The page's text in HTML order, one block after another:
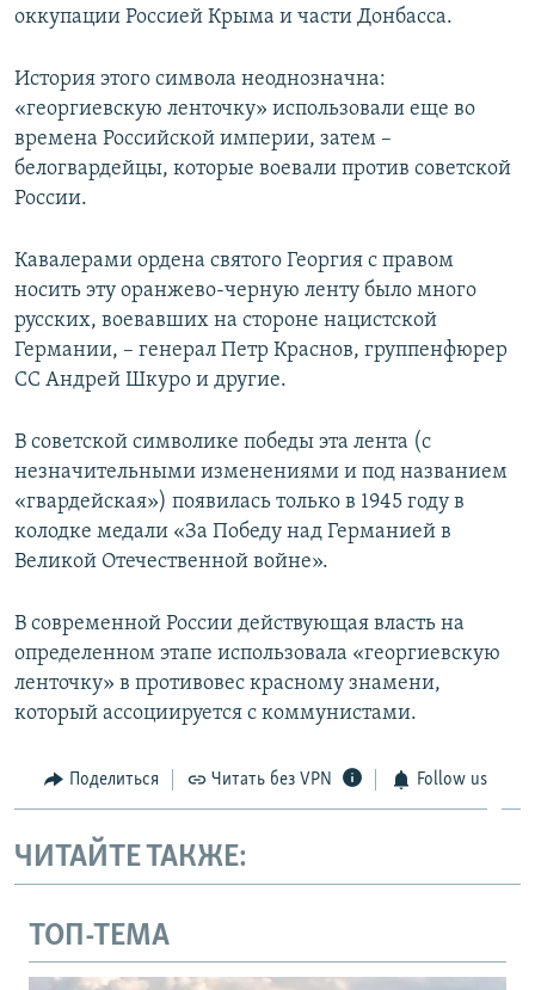
оккупации Россией Крыма и части Донбасса.
История этого символа неоднозначна:
«георгиевскую ленточку» использовали еще во
времена Российской империи, затем –
белогвардейцы, которые воевали против советской
России.
Кавалерами ордена святого Георгия с правом
носить эту оранжево-черную ленту было много
русских, воевавших на стороне нацистской
Германии, – генерал Петр Краснов, группенфюрер
СС Андрей Шкуро и другие.
В советской символике победы эта лента (с
незначительными изменениями и под названием
«гвардейская») появилась только в 1945 году в
колодке медали «За Победу над Германией в
Великой Отечественной войне».
В современной России действующая власть на
определенном этапе использовала «георгиевскую
ленточку» в противовес красному знамени,
который ассоциируется с коммунистами.
Поделиться Читать без VPN Follow us
ЧИТАЙТЕ ТАКЖЕ:
ТОП-ТЕМА